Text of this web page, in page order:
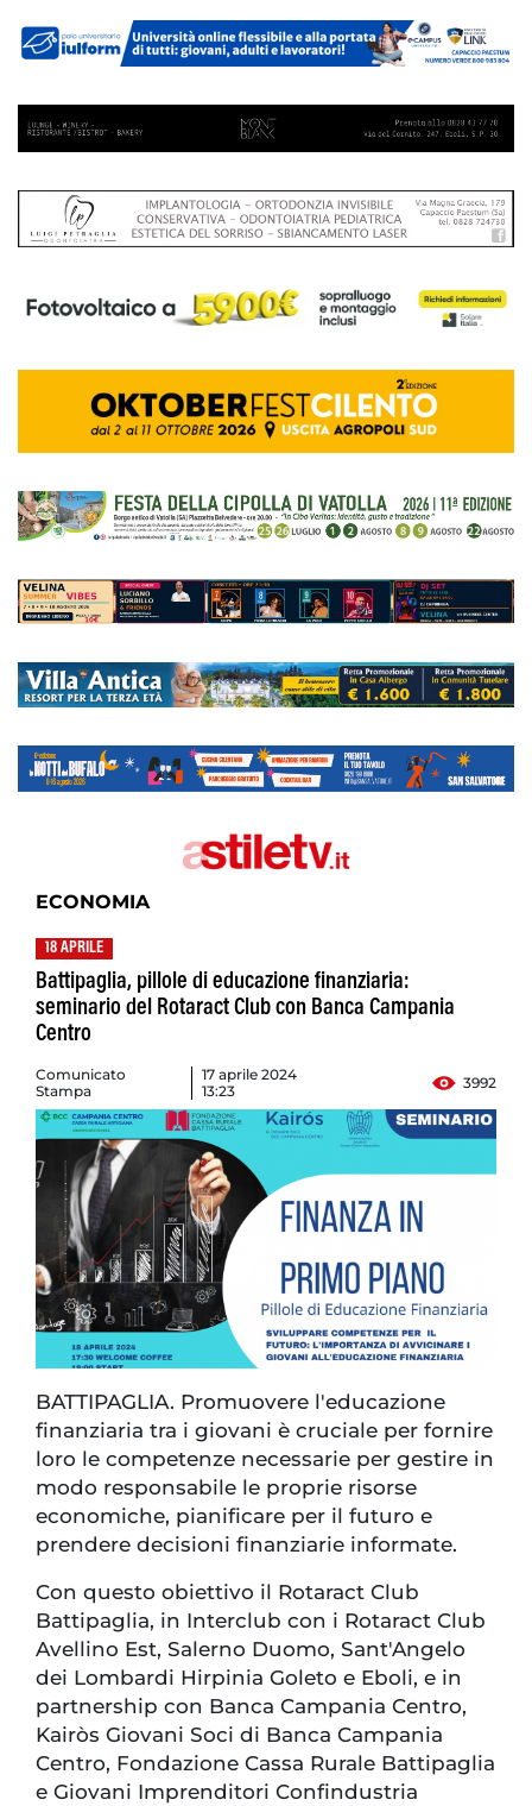
ECONOMIA
18 APRILE
Battipaglia, pillole di educazione finanziaria:
seminario del Rotaract Club con Banca Campania
Centro
Comunicato
Stampa
17 aprile 2024
13:23
3992
BATTIPAGLIA. Promuovere l'educazione
finanziaria tra i giovani è cruciale per fornire
loro le competenze necessarie per gestire in
modo responsabile le proprie risorse
economiche, pianificare per il futuro e
prendere decisioni finanziarie informate.
Con questo obiettivo il Rotaract Club
Battipaglia, in Interclub con i Rotaract Club
Avellino Est, Salerno Duomo, Sant'Angelo
dei Lombardi Hirpinia Goleto e Eboli, e in
partnership con Banca Campania Centro,
Kairòs Giovani Soci di Banca Campania
Centro, Fondazione Cassa Rurale Battipaglia
e Giovani Imprenditori Confindustria